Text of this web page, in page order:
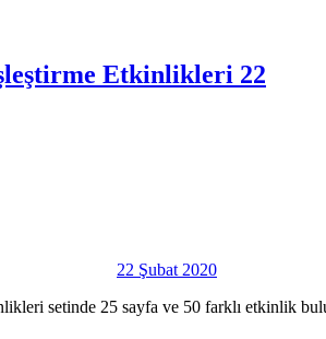
Etkinlikleri 22
22 Şubat 2020
setinde 25 sayfa ve 50 farklı etkinlik